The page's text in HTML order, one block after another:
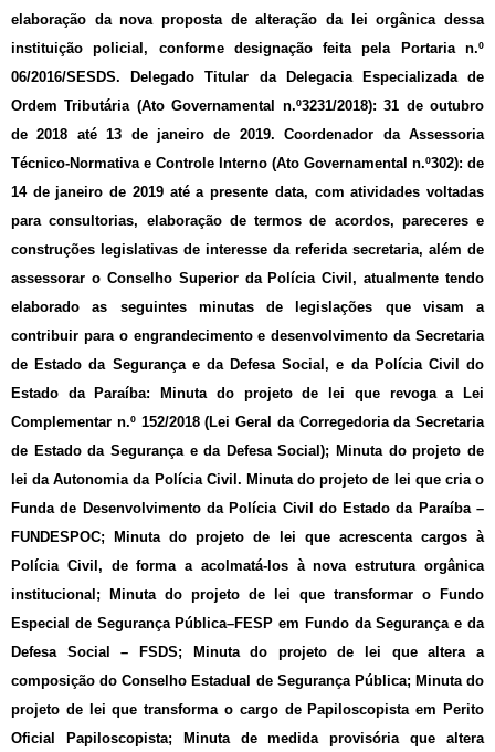
elaboração da nova proposta de alteração da lei orgânica dessa
instituição policial, conforme designação feita pela Portaria n.º
06/2016/SESDS. Delegado Titular da Delegacia Especializada de
Ordem Tributária (Ato Governamental n.º3231/2018): 31 de outubro
de 2018 até 13 de janeiro de 2019. Coordenador da Assessoria
Técnico-Normativa e Controle Interno (Ato Governamental n.º302): de
14 de janeiro de 2019 até a presente data, com atividades voltadas
para consultorias, elaboração de termos de acordos, pareceres e
construções legislativas de interesse da referida secretaria, além de
assessorar o Conselho Superior da Polícia Civil, atualmente tendo
elaborado as seguintes minutas de legislações que visam a
contribuir para o engrandecimento e desenvolvimento da Secretaria
de Estado da Segurança e da Defesa Social, e da Polícia Civil do
Estado da Paraíba: Minuta do projeto de lei que revoga a Lei
Complementar n.º 152/2018 (Lei Geral da Corregedoria da Secretaria
de Estado da Segurança e da Defesa Social); Minuta do projeto de
lei da Autonomia da Polícia Civil. Minuta do projeto de lei que cria o
Funda de Desenvolvimento da Polícia Civil do Estado da Paraíba –
FUNDESPOC; Minuta do projeto de lei que acrescenta cargos à
Polícia Civil, de forma a acolmatá-los à nova estrutura orgânica
institucional; Minuta do projeto de lei que transformar o Fundo
Especial de Segurança Pública–FESP em Fundo da Segurança e da
Defesa Social – FSDS; Minuta do projeto de lei que altera a
composição do Conselho Estadual de Segurança Pública; Minuta do
projeto de lei que transforma o cargo de Papiloscopista em Perito
Oficial Papiloscopista; Minuta de medida provisória que altera